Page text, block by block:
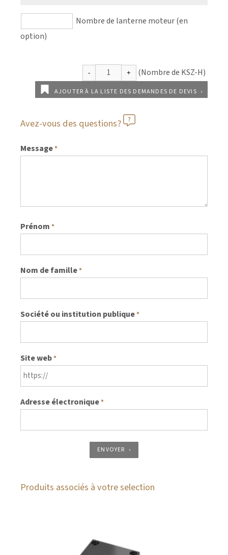
Nombre de lanterne moteur (en
option)
AJOUTER À LA LISTE DES DEMANDES DE DEVIS
Avez-vous des questions?
Message*
Prénom *
Nom de famille*
Société ou institution publique*
Site web*
Adresse électronique*
ENVOYER
Produits associés à votre selection